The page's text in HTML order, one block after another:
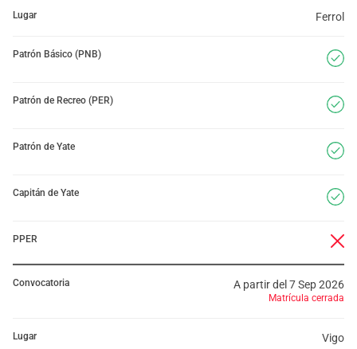
Lugar Ferrol
Patrón Básico (PNB)
Patrón de Recreo (PER)
Patrón de Yate
Capitán de Yate
PPER
Convocatoria A partir del 7 Sep 2026
Matrícula cerrada
Lugar Vigo